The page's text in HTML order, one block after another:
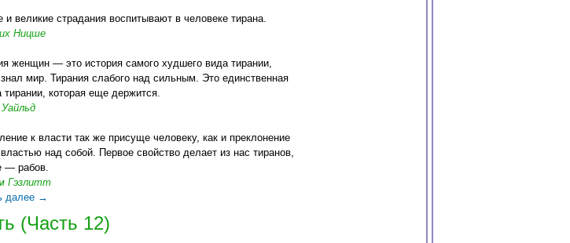
и великие страдания воспитывают в человеке тирана.
Ницше
женщин — это история самого худшего вида тирании,
мир. Тирания слабого над сильным. Это единственная
которая еще держится.
к власти так же присуще человеку, как и преклонение
над собой. Первое свойство делает из нас тиранов,
— рабов.
Гэзлитт
далее →
(Часть 12)